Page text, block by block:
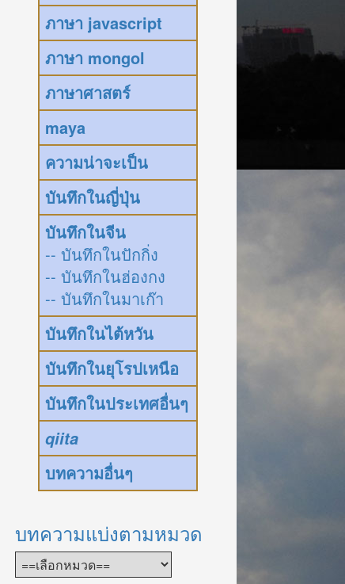
ภาษา javascript
ภาษา mongol
ภาษาศาสตร์
maya
ความน่าจะเป็น
บันทึกในญี่ปุ่น
บันทึกในจีน
-- บันทึกในปักกิ่ง
-- บันทึกในฮ่องกง
-- บันทึกในมาเก๊า
บันทึกในไต้หวัน
บันทึกในยุโรปเหนือ
บันทึกในประเทศอื่นๆ
qiita
บทความอื่นๆ
บทความแบ่งตามหมวด